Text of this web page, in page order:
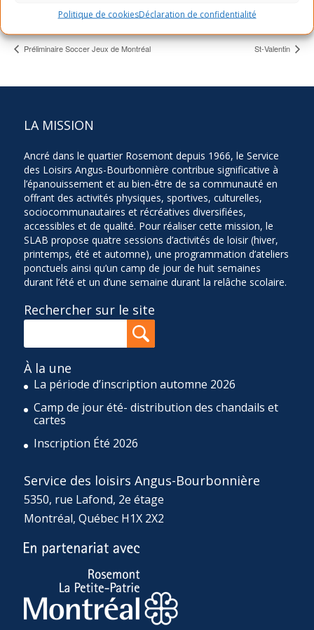
Politique de cookiesDéclaration de confidentialité
H1X 2X2 + Google Map
Préliminaire Soccer Jeux de Montréal St-Valentin
LA MISSION
Ancré dans le quartier Rosemont depuis 1966, le Service
des Loisirs Angus-Bourbonnière contribue significative à
l’épanouissement et au bien-être de sa communauté en
offrant des activités physiques, sportives, culturelles,
sociocommunautaires et récréatives diversifiées,
accessibles et de qualité. Pour réaliser cette mission, le
SLAB propose quatre sessions d’activités de loisir (hiver,
printemps, été et automne), une programmation d’ateliers
ponctuels ainsi qu’un camp de jour de huit semaines
durant l’été et un d’une semaine durant la relâche scolaire.
Rechercher sur le site
À la une
La période d’inscription automne 2026
Camp de jour été- distribution des chandails et
cartes
Inscription Été 2026
Service des loisirs Angus-Bourbonnière
5350, rue Lafond, 2e étage
Montréal, Québec H1X 2X2